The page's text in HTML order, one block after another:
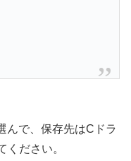
んで、保存先はCドラ
ください。